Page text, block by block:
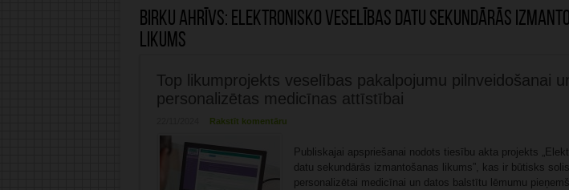
Birku ahrīvs: Elektronisko veselības datu sekundārās
likums
Top likumprojekts veselības pakalpojumu pilnveidošanai
personalizētas medicīnas attīstībai
Rakstīt komentāru
Publiskajai apspriešanai nodots tiesību akta projekts
datu sekundārās izmantošanas likums”, kas ir būtisks
personalizētai medicīnai un datos balstītu lēmumu